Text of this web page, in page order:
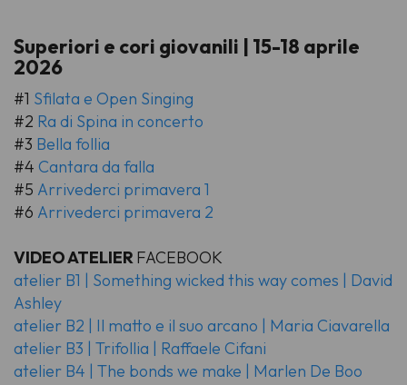
Superiori e cori giovanili | 15-18 aprile
2026
#1 Sfilata e Open Singing
#2 Ra di Spina in concerto
#3 Bella follia
#4 Cantara da falla
#5 Arrivederci primavera 1
#6 Arrivederci primavera 2
VIDEO ATELIERFACEBOOK
atelier B1 | Something wicked this way comes | David
Ashley
atelier B2 | Il matto e il suo arcano | Maria Ciavarella
atelier B3 | Trifollia | Raffaele Cifani
atelier B4 | The bonds we make | Marlen De Boo